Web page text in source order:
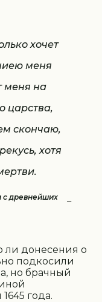
хочет
меня
меня на
царства,
скончаю,
хотя
с древнейших
ли донесения о
подкосили
но брачный
года.